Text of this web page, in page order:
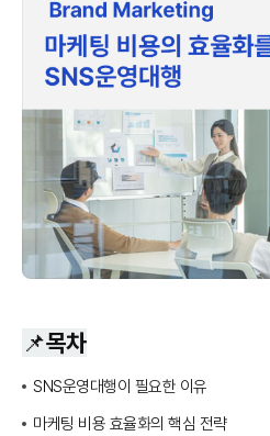
📌목차
SNS운영대행이 필요한 이유
마케팅 비용 효율화의 핵심 전략